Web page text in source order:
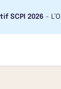
SCPI 2026 -